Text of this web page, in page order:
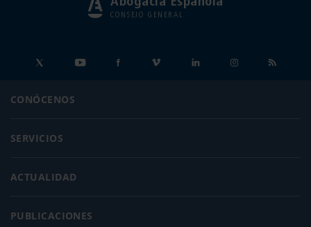
CONSEJO GENERAL
CONÓCENOS
SERVICIOS
ACTUALIDAD
PUBLICACIONES